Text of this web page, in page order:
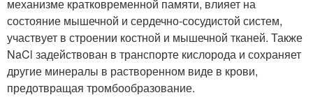
механизме кратковременной памяти, влияет на
состояние мышечной и сердечно-сосудистой систем,
участвует в строении костной и мышечной тканей. Также
NaCl задействован в транспорте кислорода и сохраняет
другие минералы в растворенном виде в крови,
предотвращая тромбообразование.